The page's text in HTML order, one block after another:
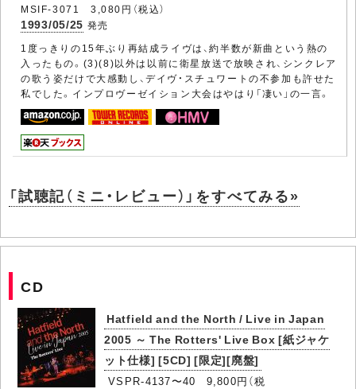
MSIF-3071 3,080円（税込）
1993/05/25 発売
1度っきりの15年ぶり再結成ライヴは、約半数が新曲という熱の
入ったもの。(3)(8)以外は以前に衛星放送で放映され、シンクレア
の歌う姿だけで大感動し、デイヴ・スチュワートの不参加も許せた
私でした。インプロヴーゼイション大会はやはり「凄い」の一言。
「試聴記（ミニ・レビュー）」をすべてみる»
CD
Hatfield and the North / Live in Japan
2005 ～ The Rotters' Live Box [紙ジャケ
ット仕様] [5CD] [限定][廃盤]
VSPR-4137〜40 9,800円（税